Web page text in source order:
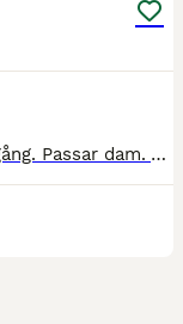
Sporrar med gummi, använda enstaka gång. Passar dam. 75kr Sporrar utan gummi, använda enstaka gång. Storlek junior. 40kr Finns utanför Götene men kan skickas eller mötas upp.